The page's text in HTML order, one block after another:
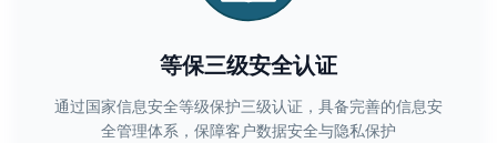
等保三级安全认证
通过国家信息安全等级保护三级认证，具备完善的信息安
全管理体系，保障客户数据安全与隐私保护